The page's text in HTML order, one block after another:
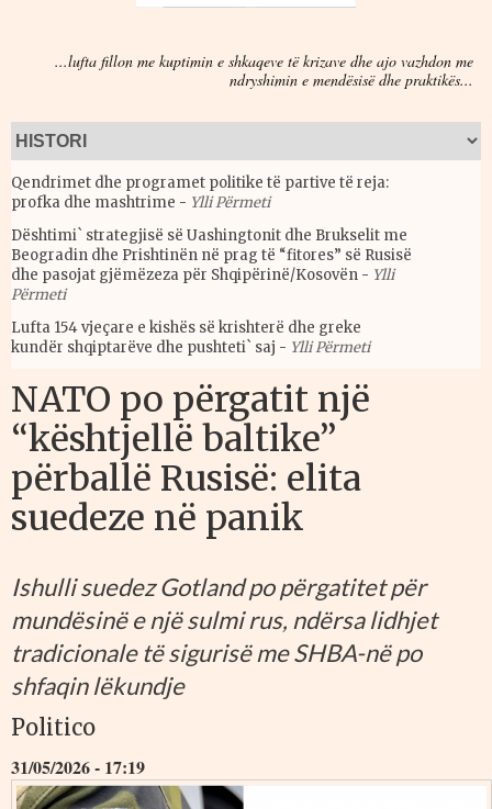
...lufta fillon me kuptimin e shkaqeve të krizave dhe ajo vazhdon me
ndryshimin e mendësisë dhe praktikës...
Qendrimet dhe programet politike të partive të reja:
profka dhe mashtrime - Ylli Përmeti
Dështimi` strategjisë së Uashingtonit dhe Brukselit me
Beogradin dhe Prishtinën në prag të “fitores” së Rusisë
dhe pasojat gjëmëzeza për Shqipërinë/Kosovën - Ylli
Përmeti
Lufta 154 vjeçare e kishës së krishterë dhe greke
kundër shqiptarëve dhe pushteti` saj - Ylli Përmeti
NATO po përgatit një
“kështjellë baltike”
përballë Rusisë: elita
suedeze në panik
Ishulli suedez Gotland po përgatitet për
mundësinë e një sulmi rus, ndërsa lidhjet
tradicionale të sigurisë me SHBA-në po
shfaqin lëkundje
Politico
31/05/2026 - 17:19